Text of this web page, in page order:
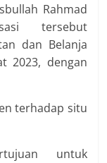
Rahmad
tersebut
dan Belanja
2023, dengan
terhadap situ
untuk